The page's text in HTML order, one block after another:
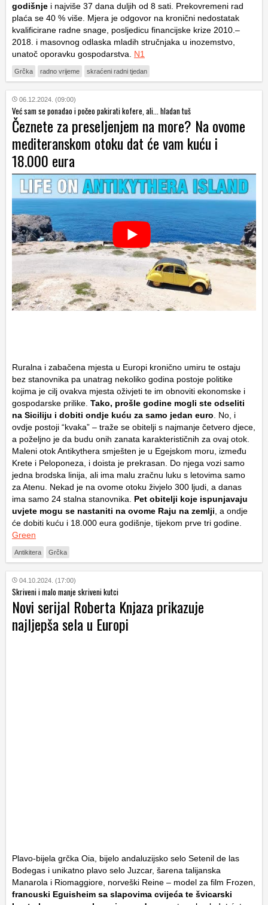
godišnje i najviše 37 dana duljih od 8 sati. Prekovremeni rad
plaća se 40 % više. Mjera je odgovor na kronični nedostatak
kvalificirane radne snage, posljedicu financijske krize 2010.–
2018. i masovnog odlaska mladih stručnjaka u inozemstvo,
unatoč oporavku gospodarstva. N1
Grčka radno vrijeme skraćeni radni tjedan
06.12.2024. (09:00)
Već sam se ponadao i počeo pakirati kofere, ali... hladan tuš
Čeznete za preseljenjem na more? Na ovome
mediteranskom otoku dat će vam kuću i
18.000 eura
Ruralna i zabačena mjesta u Europi kronično umiru te ostaju
bez stanovnika pa unatrag nekoliko godina postoje politike
kojima je cilj ovakva mjesta oživjeti te im obnoviti ekonomske i
gospodarske prilike. Tako, prošle godine mogli ste odseliti
na Siciliju i dobiti ondje kuću za samo jedan euro . No, i
ovdje postoji “kvaka” – traže se obitelji s najmanje četvero djece,
a poželjno je da budu onih zanata karakterističnih za ovaj otok.
Maleni otok Antikythera smješten je u Egejskom moru, između
Krete i Peloponeza, i doista je prekrasan. Do njega vozi samo
jedna brodska linija, ali ima malu zračnu luku s letovima samo
za Atenu. Nekad je na ovome otoku živjelo 300 ljudi, a danas
ima samo 24 stalna stanovnika. Pet obitelji koje ispunjavaju
uvjete mogu se nastaniti na ovome Raju na zemlji , a ondje
će dobiti kuću i 18.000 eura godišnje, tijekom prve tri godine.
Green
Antikitera Grčka
04.10.2024. (17:00)
Skriveni i malo manje skriveni kutci
Novi serijal Roberta Knjaza prikazuje
najljepša sela u Europi
Plavo-bijela grčka Oia, bijelo andaluzijsko selo Setenil de las
Bodegas i unikatno plavo selo Juzcar, šarena talijanska
Manarola i Riomaggiore, norveški Reine – model za film Frozen,
francuski Eguisheim sa slapovima cvijeća te švicarski